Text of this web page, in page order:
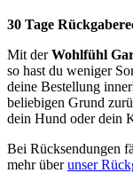
30 Tage
Mit derWohlfühl
so hast du weniger
deine Bestellung
beliebigen Grund
dein Hund oder dein
Bei Rücksendungen
mehr überunser